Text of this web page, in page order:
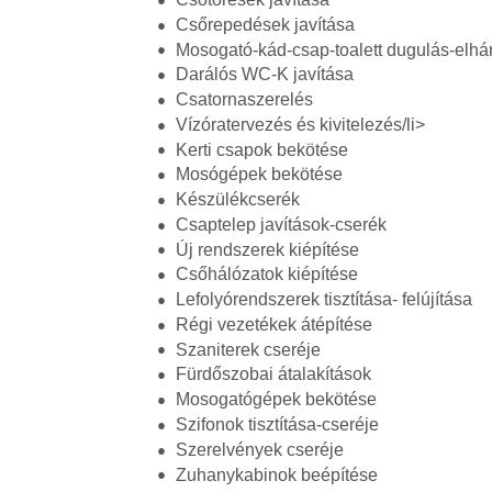
Csőrepedések javítása
Mosogató-kád-csap-toalett dugulás-
Darálós WC-K javítása
Csatornaszerelés
Vízóratervezés és kivitelezés/li>
Kerti csapok bekötése
Mosógépek bekötése
Készülékcserék
Csaptelep javítások-cserék
Új rendszerek kiépítése
Csőhálózatok kiépítése
Lefolyórendszerek tisztítása- felújítása
Régi vezetékek átépítése
Szaniterek cseréje
Fürdőszobai átalakítások
Mosogatógépek bekötése
Szifonok tisztítása-cseréje
Szerelvények cseréje
Zuhanykabinok beépítése